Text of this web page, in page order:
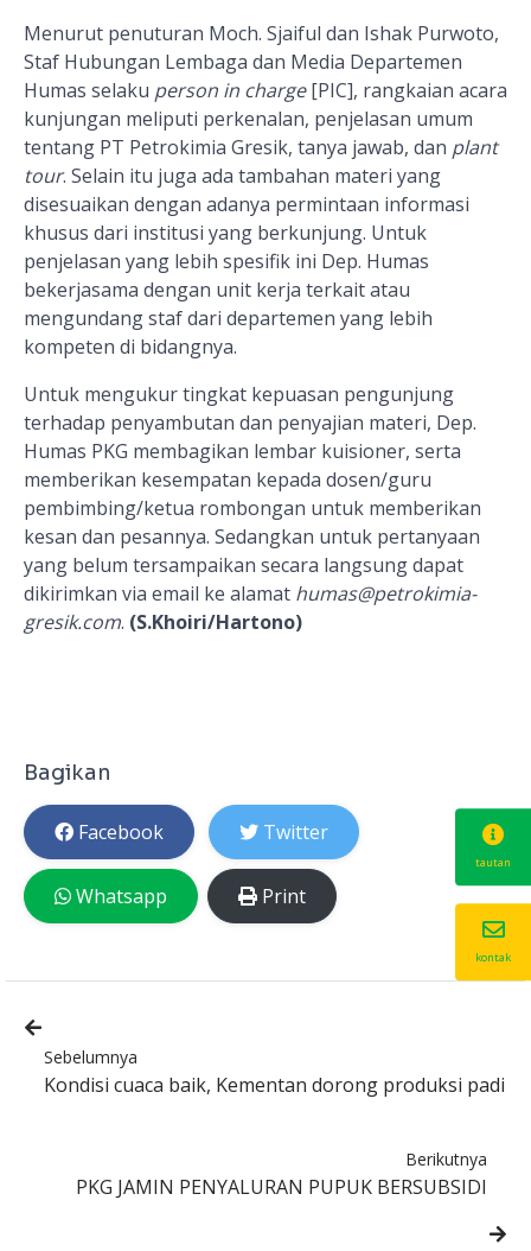
Menurut penuturan Moch. Sjaiful dan Ishak Purwoto,
Staf Hubungan Lembaga dan Media Departemen
Humas selaku person in charge[PIC], rangkaian acara
kunjungan meliputi perkenalan, penjelasan umum
tentang PT Petrokimia Gresik, tanya jawab, dan plant
tour. Selain itu juga ada tambahan materi yang
disesuaikan dengan adanya permintaan informasi
khusus dari institusi yang berkunjung. Untuk
penjelasan yang lebih spesifik ini Dep. Humas
bekerjasama dengan unit kerja terkait atau
mengundang staf dari departemen yang lebih
kompeten di bidangnya.
Untuk mengukur tingkat kepuasan pengunjung
terhadap penyambutan dan penyajian materi, Dep.
Humas PKG membagikan lembar kuisioner, serta
memberikan kesempatan kepada dosen/guru
pembimbing/ketua rombongan untuk memberikan
kesan dan pesannya. Sedangkan untuk pertanyaan
yang belum tersampaikan secara langsung dapat
dikirimkan via email ke alamat humas@petrokimia-
gresik.com. (S.Khoiri/Hartono)
Bagikan
Facebook Twitter
Whatsapp Print
Sebelumnya
Kondisi cuaca baik, Kementan dorong produksi padi
Berikutnya
PKG JAMIN PENYALURAN PUPUK BERSUBSIDI
tautan
kontak